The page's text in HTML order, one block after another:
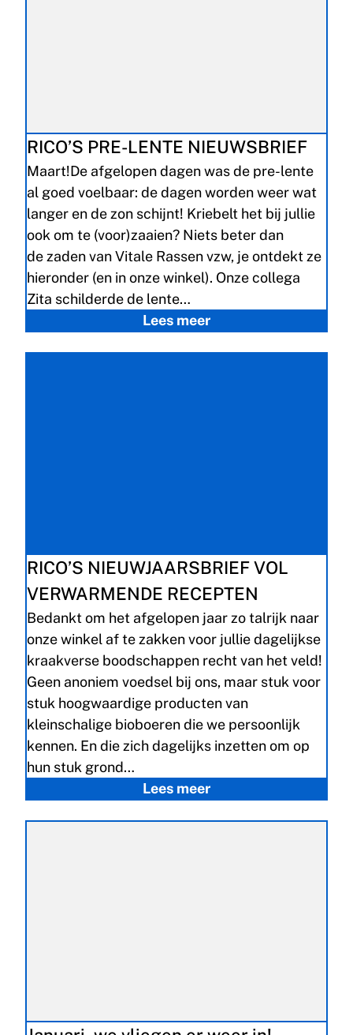
RICO’S PRE-LENTE NIEUWSBRIEF
Maart!De afgelopen dagen was de pre-lente
al goed voelbaar: de dagen worden weer wat
langer en de zon schijnt! Kriebelt het bij jullie
ook om te (voor)zaaien? Niets beter dan
de zaden van Vitale Rassen vzw, je ontdekt ze
hieronder (en in onze winkel). Onze collega
Zita schilderde de lente…
Lees meer
RICO’S NIEUWJAARSBRIEF VOL
VERWARMENDE RECEPTEN
Bedankt om het afgelopen jaar zo talrijk naar
onze winkel af te zakken voor jullie dagelijkse
kraakverse boodschappen recht van het veld!
Geen anoniem voedsel bij ons, maar stuk voor
stuk hoogwaardige producten van
kleinschalige bioboeren die we persoonlijk
kennen. En die zich dagelijks inzetten om op
hun stuk grond…
Lees meer